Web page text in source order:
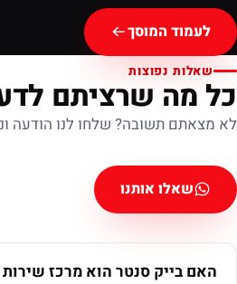
לעמוד המוסך
שאלות נפוצות
כל מה שרציתם
לא מצאתם תשובה? שלחו לנו הודעה
שאלו אותנו
האם בייק סנטר הוא מרכז